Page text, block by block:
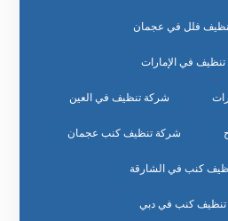
فلل في عجمان
في الإمارات
شركة تنظيف في العين
شركة تنظيف كنب عجمان
كنب في الشارقة
كنب في دبي